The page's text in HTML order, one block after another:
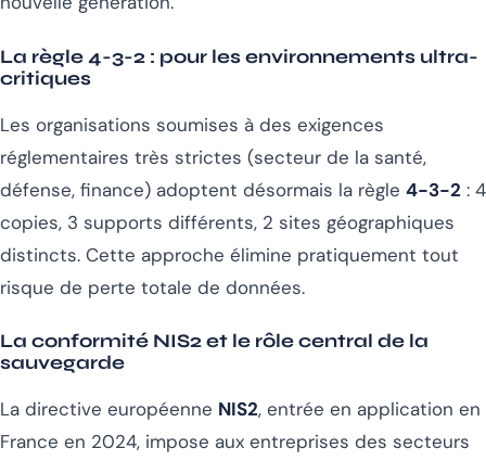
La règle 4-3-2 : pour les environnements ultra-
critiques
Les organisations soumises à des exigences
réglementaires très strictes (secteur de la santé,
défense, finance) adoptent désormais la règle 4-3-2 : 4
copies, 3 supports différents, 2 sites géographiques
distincts. Cette approche élimine pratiquement tout
risque de perte totale de données.
La conformité NIS2 et le rôle central de la
sauvegarde
La directive européenne NIS2, entrée en application en
France en 2024, impose aux entreprises des secteurs